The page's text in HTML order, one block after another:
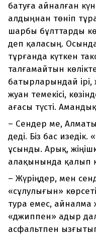
батуға айналған
алдыңнан төніп
шарбы бұлттарды
деп қаласың.
тұрғанда күткен
талғамайтын
батырларындай ірі,
жуан темекісі,
ағасы түсті.
– Сендер ме,
деді. Біз бас
ұсынды. Арық,
алақынында қалып
– Жүріңдер, мен
«сұлулығын»
тура емес, айналма
«джиппен» адыр
асфальтпен